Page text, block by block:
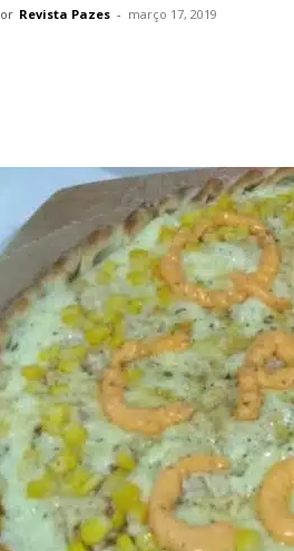
Revista Pazes - março 17, 2019